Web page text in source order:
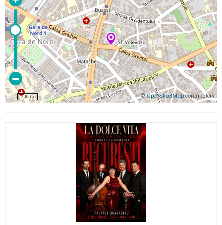
©OpenStreetMapcontributors
200 m